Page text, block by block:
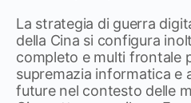
La strategia di guerra
della Cina si configura
completo e multi frontale
supremazia informatica e
future nel contesto delle